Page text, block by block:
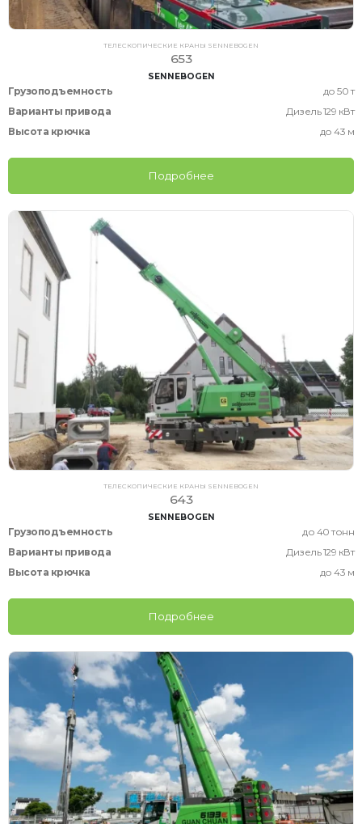
ТЕЛЕСКОПИЧЕСКИЕ КРАНЫ SENNEBOGEN
653
SENNEBOGEN
Грузоподъемность
до 50 т
Варианты привода
Дизель 129 кВт
Высота крючка
до 43 м
Подробнее
ТЕЛЕСКОПИЧЕСКИЕ КРАНЫ SENNEBOGEN
643
SENNEBOGEN
Грузоподъемность
до 40 тонн
Варианты привода
Дизель 129 кВт
Высота крючка
до 43 м
Подробнее